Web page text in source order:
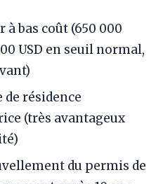
à bas coût (650 000
USD en seuil normal,
résidence
(très avantageux
du permis de